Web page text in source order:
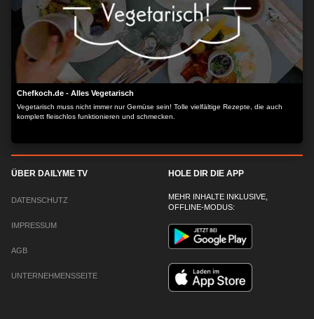
Chefkoch.de - Alles Vegetarisch
Vegetarisch muss nicht immer nur Gemüse sein! Tolle vielfältige Rezepte, die auch
komplett fleischlos funktionieren und schmecken.
ÜBER DAILYME TV
DATENSCHUTZ
IMPRESSUM
AGB
UNTERNEHMENSSEITE
HOLE DIR DIE APP
MEHR INHALTE INKLUSIVE,
OFFLINE-MODUS: